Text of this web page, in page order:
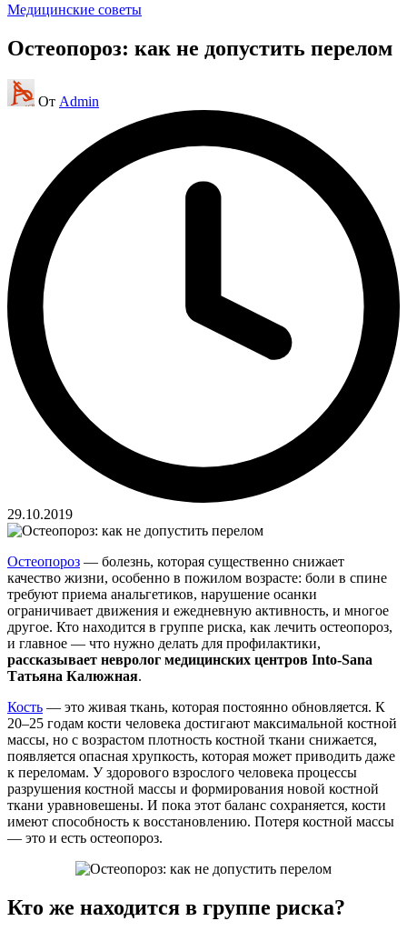
Опубликовано
Медицинские советы
Остеопороз: как не допустить перелом
Запись
от
От Admin
29.10.2019
Остеопороз — болезнь, которая существенно снижает
качество жизни, особенно в пожилом возрасте: боли в спине
требуют приема анальгетиков, нарушение осанки
ограничивает движения и ежедневную активность, и многое
другое. Кто находится в группе риска, как лечить остеопороз,
и главное — что нужно делать для профилактики,
рассказывает невролог медицинских центров Into-Sana
Татьяна Калюжная.
Кость — это живая ткань, которая постоянно обновляется. К
20–25 годам кости человека достигают максимальной костной
массы, но с возрастом плотность костной ткани снижается,
появляется опасная хрупкость, которая может приводить даже
к переломам. У здорового взрослого человека процессы
разрушения костной массы и формирования новой костной
ткани уравновешены. И пока этот баланс сохраняется, кости
имеют способность к восстановлению. Потеря костной массы
— это и есть остеопороз.
Кто же находится в группе риска?